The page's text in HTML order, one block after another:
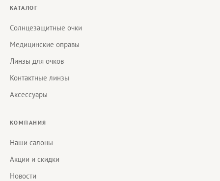
КАТАЛОГ
Солнцезащитные очки
Медицинские оправы
Линзы для очков
Контактные линзы
Аксессуары
КОМПАНИЯ
Наши салоны
Акции и скидки
Новости